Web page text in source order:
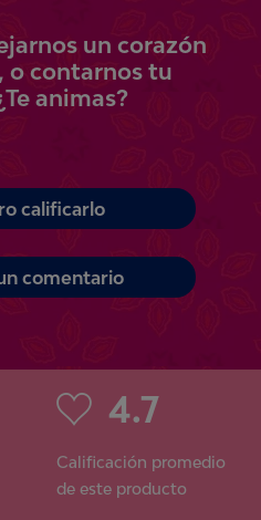
un corazón
o contarnos tu
animas?
calificarlo
comentario
4.7
Calificación promedio
de este producto